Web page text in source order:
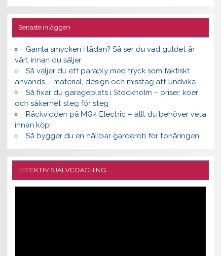
Senaste inläggen
Gamla smycken i lådan? Så ser du vad guldet är
värt innan du säljer
Så väljer du ett paraply med tryck som faktiskt
används – material, design och misstag att undvika
Så fixar du garageplats i Stockholm – priser, köer
och säkerhet steg för steg
Räckvidden på MG4 Electric – allt du behöver veta
innan köp
Så bygger du en hållbar garderob för tonåringen
EFFEKTIV SJÄLVCOACHING